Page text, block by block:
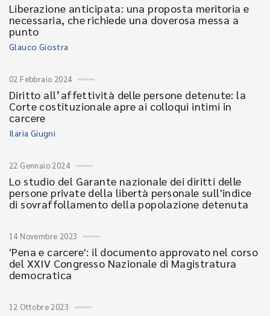
Liberazione anticipata: una proposta meritoria e
necessaria, che richiede una doverosa messa a
punto
Glauco Giostra
02 Febbraio 2024
Diritto all’affettività delle persone detenute: la
Corte costituzionale apre ai colloqui intimi in
carcere
Ilaria Giugni
22 Gennaio 2024
Lo studio del Garante nazionale dei diritti delle
persone private della libertà personale sull'indice
di sovraffollamento della popolazione detenuta
14 Novembre 2023
'Pena e carcere': il documento approvato nel corso
del XXIV Congresso Nazionale di Magistratura
democratica
12 Ottobre 2023